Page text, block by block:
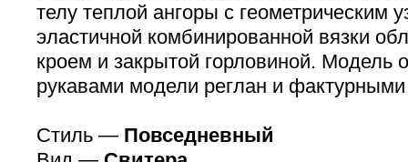
телу теплой ангоры с геометрическим
эластичной комбинированной вязки
кроем и закрытой горловиной.
рукавами модели реглан и
Стиль — Повседневный